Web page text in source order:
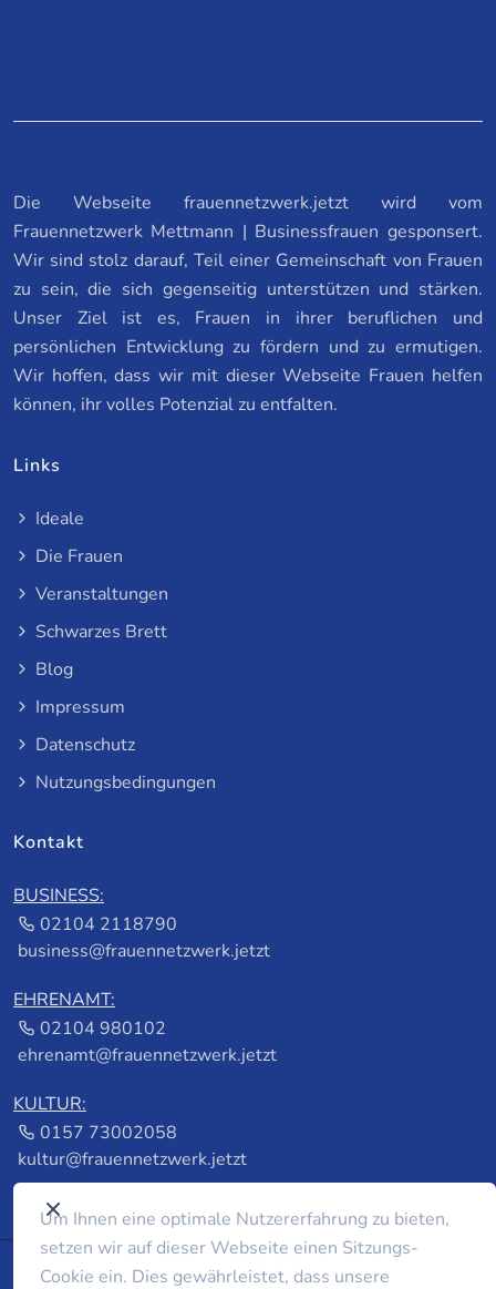
Die Webseite frauennetzwerk.jetzt wird vom
Frauennetzwerk Mettmann | Businessfrauen gesponsert.
Wir sind stolz darauf, Teil einer Gemeinschaft von Frauen
zu sein, die sich gegenseitig unterstützen und stärken.
Unser Ziel ist es, Frauen in ihrer beruflichen und
persönlichen Entwicklung zu fördern und zu ermutigen.
Wir hoffen, dass wir mit dieser Webseite Frauen helfen
können, ihr volles Potenzial zu entfalten.
Links
Ideale
Die Frauen
Veranstaltungen
Schwarzes Brett
Blog
Impressum
Datenschutz
Nutzungsbedingungen
Kontakt
BUSINESS:
02104 2118790
business@frauennetzwerk.jetzt
EHRENAMT:
02104 980102
ehrenamt@frauennetzwerk.jetzt
KULTUR:
0157 73002058
kultur@frauennetzwerk.jetzt
Um Ihnen eine optimale Nutzererfahrung zu bieten,
setzen wir auf dieser Webseite einen Sitzungs-
Cookie ein. Dies gewährleistet, dass unsere